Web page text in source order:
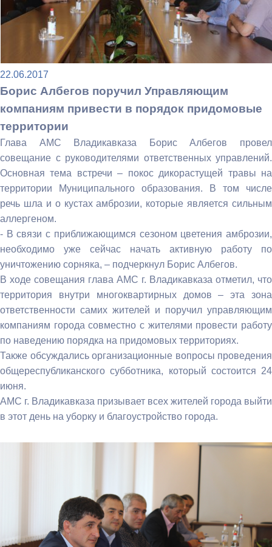
22.06.2017
Борис Албегов поручил Управляющим
компаниям привести в порядок придомовые
территории
Глава АМС Владикавказа Борис Албегов провел
совещание с руководителями ответственных управлений.
Основная тема встречи – покос дикорастущей травы на
территории Муниципального образования. В том числе
речь шла и о кустах амброзии, которые является сильным
аллергеном.
- В связи с приближающимся сезоном цветения амброзии,
необходимо уже сейчас начать активную работу по
уничтожению сорняка, – подчеркнул Борис Албегов.
В ходе совещания глава АМС г. Владикавказа отметил, что
территория внутри многоквартирных домов – эта зона
ответственности самих жителей и поручил управляющим
компаниям города совместно с жителями провести работу
по наведению порядка на придомовых территориях.
Также обсуждались организационные вопросы проведения
общереспубликанского субботника, который состоится 24
июня.
АМС г. Владикавказа призывает всех жителей города выйти
в этот день на уборку и благоустройство города.